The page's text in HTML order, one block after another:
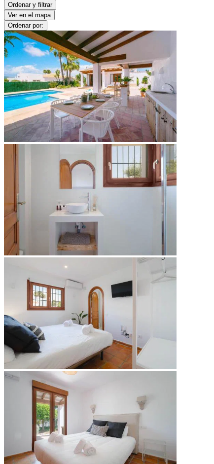
Ordenar y filtrar
Ver en el mapa
Ordenar por: